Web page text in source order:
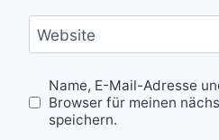
Website
Name, E-Mail-Adresse
Browser für meinen
speichern.